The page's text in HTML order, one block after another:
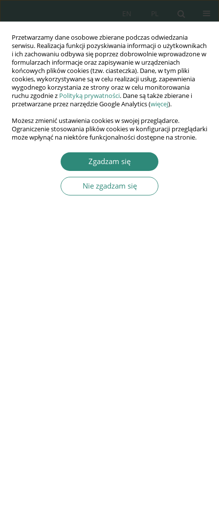
Przetwarzamy dane osobowe zbierane podczas odwiedzania
serwisu. Realizacja funkcji pozyskiwania informacji o użytkownikach
i ich zachowaniu odbywa się poprzez dobrowolnie wprowadzone w
formularzach informacje oraz zapisywanie w urządzeniach
końcowych plików cookies (tzw. ciasteczka). Dane, w tym pliki
cookies, wykorzystywane są w celu realizacji usług, zapewnienia
wygodnego korzystania ze strony oraz w celu monitorowania
ruchu zgodnie z Polityką prywatności. Dane są także zbierane i
przetwarzane przez narzędzie Google Analytics (więcej).
Możesz zmienić ustawienia cookies w swojej przeglądarce.
Ograniczenie stosowania plików cookies w konfiguracji przeglądarki
może wpłynąć na niektóre funkcjonalności dostępne na stronie.
Zgadzam się
Nie zgadzam się
PL
EN
Wydawnictwo
AWSGE
Akademia Nauk Stosowanych
WSGE
im. Alcide De Gasperi
Zdzisław Majchrzyk
Realna i wirtualna rzeczywistość – agresywne